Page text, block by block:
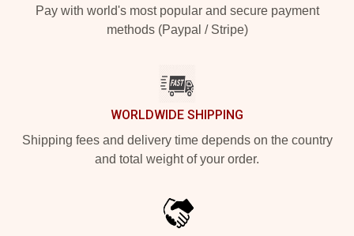
Pay with world's most popular and secure payment
methods (Paypal / Stripe)
WORLDWIDE SHIPPING
Shipping fees and delivery time depends on the country
and total weight of your order.